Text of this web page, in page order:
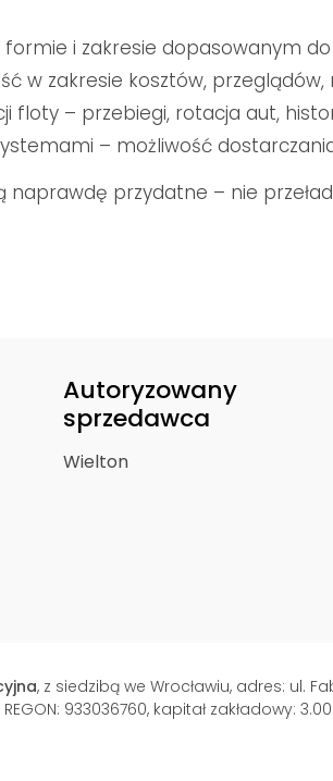
i zakresie dopasowanym
w zakresie kosztów,
floty – przebiegi, rotacja aut,
– możliwość
naprawdę przydatne – nie
Autoryzowany
sprzedawca
Wielton
, z siedzibą we Wrocławiu, adres: ul.
REGON: 933036760, kapitał zakładowy: